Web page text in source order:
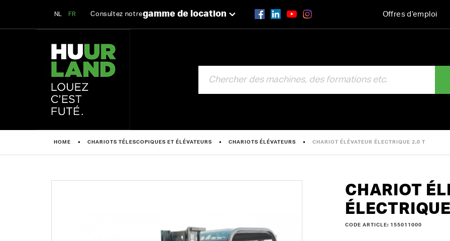
NL FR Consultez notregamme de location Offres d’emploi
HOME CHARIOTS TÉLESCOPIQUES ET ÉLÉVATEURS CHARIOTS ÉLÉVATEURS CHARIOT ÉLÉVATEUR ÉLECTRIQUE 2,0 T
CHARIOT
CODE ARTICLE: 155011000